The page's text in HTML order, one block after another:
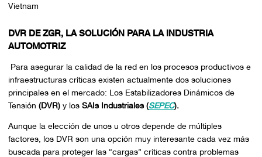
Vietnam
DVR DE ZGR, LA SOLUCIÓN PARA LA INDUSTRIA
AUTOMOTRIZ
Para asegurar la calidad de la red en los procesos productivos e
infraestructuras críticas existen actualmente dos soluciones
principales en el mercado: Los Estabilizadores Dinámicos de
Tensión (DVR)y los SAIs Industriales (SEPEC).
Aunque la elección de unos u otros depende de múltiples
factores, los DVR son una opción muy interesante cada vez más
buscada para proteger las “cargas” críticas contra problemas